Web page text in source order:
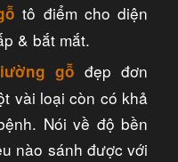
tô điểm cho diện
& bắt mắt.
gỗđẹp đơn
vài loại còn có khả
Nói về độ bền
nào sánh được với